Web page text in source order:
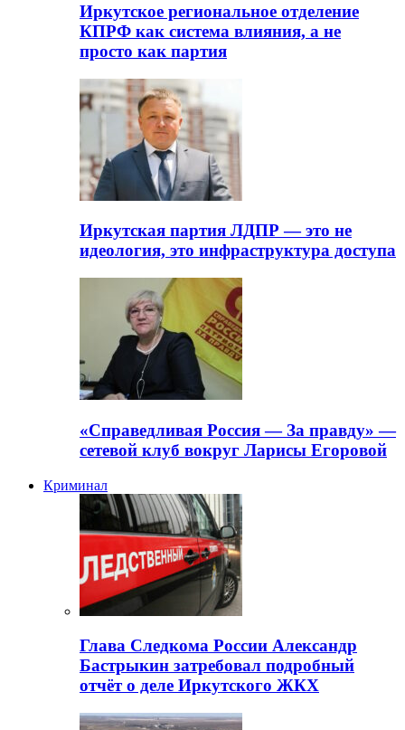
Иркутское региональное отделение
КПРФ как система влияния, а не
просто как партия
Иркутская партия ЛДПР — это не
идеология, это инфраструктура доступа
«Справедливая Россия — За правду» —
сетевой клуб вокруг Ларисы Егоровой
Криминал
Глава Следкома России Александр
Бастрыкин затребовал подробный
отчёт о деле Иркутского ЖКХ